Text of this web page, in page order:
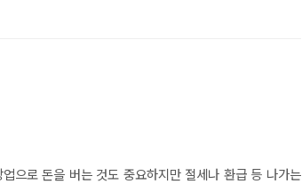
으로 돈을 버는 것도 중요하지만 절세나 환급 등 나가는